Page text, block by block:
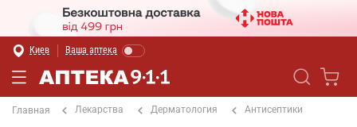
Киев Ваша аптека
Главная Лекарства Дерматология Антисептики